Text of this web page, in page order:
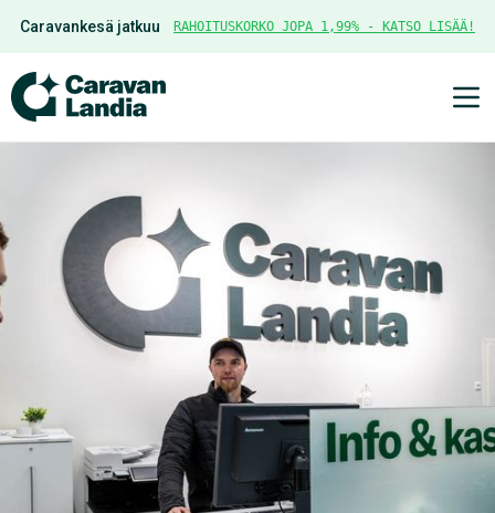
Caravankesä jatkuu RAHOITUSKORKO JOPA 1,99% - KATSO LISÄÄ!